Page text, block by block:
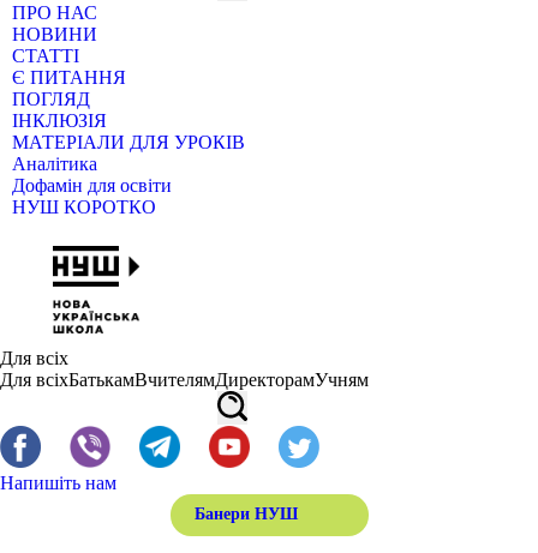
ПРО НАС
НОВИНИ
СТАТТІ
Є ПИТАННЯ
ПОГЛЯД
ІНКЛЮЗІЯ
МАТЕРІАЛИ ДЛЯ УРОКІВ
Аналітика
Дофамін для освіти
НУШ КОРОТКО
Для всіх
Для всіхБатькамВчителямДиректорамУчням
Напишіть нам
Банери НУШ